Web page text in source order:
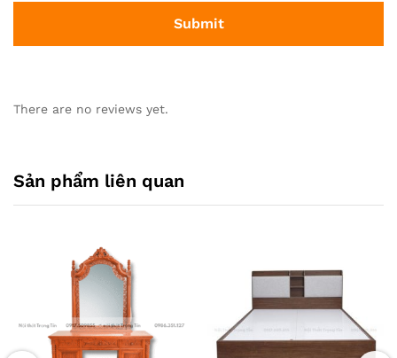
There are no reviews yet.
Sản phẩm liên quan